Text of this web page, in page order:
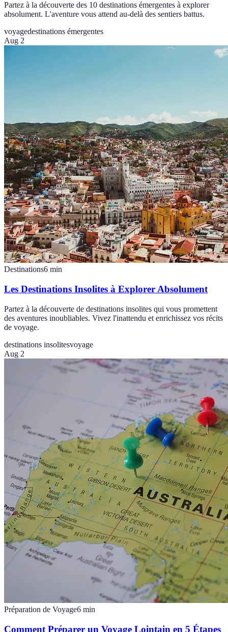
Partez à la découverte des 10 destinations émergentes à explorer
absolument. L'aventure vous attend au-delà des sentiers battus.
voyagedestinations émergentes
Aug 2
Destinations6 min
Les Destinations Insolites à Explorer Absolument
Partez à la découverte de destinations insolites qui vous promettent
des aventures inoubliables. Vivez l'inattendu et enrichissez vos récits
de voyage.
destinations insolitesvoyage
Aug 2
Préparation de Voyage6 min
Comment Préparer un Voyage Lointain en 5 Étapes